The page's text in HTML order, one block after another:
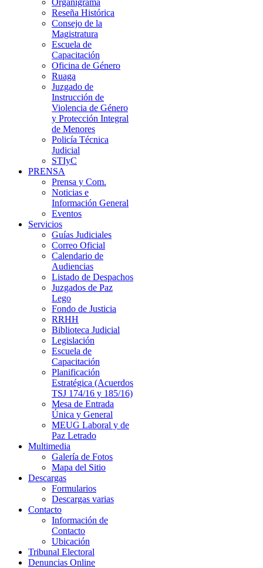
Organigrama
Reseña Histórica
Consejo de la
Magistratura
Escuela de
Capacitación
Oficina de Género
Ruaga
Juzgado de
Instrucción de
Violencia de Género
y Protección Integral
de Menores
Policía Técnica
Judicial
STIyC
PRENSA
Prensa y Com.
Noticias e
Información General
Eventos
Servicios
Guías Judiciales
Correo Oficial
Calendario de
Audiencias
Listado de Despachos
Juzgados de Paz
Lego
Fondo de Justicia
RRHH
Biblioteca Judicial
Legislación
Escuela de
Capacitación
Planificación
Estratégica (Acuerdos
TSJ 174/16 y 185/16)
Mesa de Entrada
Única y General
MEUG Laboral y de
Paz Letrado
Multimedia
Galería de Fotos
Mapa del Sitio
Descargas
Formularios
Descargas varias
Contacto
Información de
Contacto
Ubicación
Tribunal Electoral
Denuncias Online